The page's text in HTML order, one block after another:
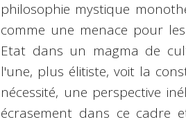
philosophie mystique
comme une menace pour
Etat dans un magma de
l'une, plus élitiste, voit la
nécessité, une perspective
écrasement dans ce cadre